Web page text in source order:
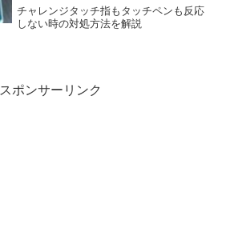
チャレンジタッチ指もタッチペンも反応
しない時の対処方法を解説
スポンサーリンク